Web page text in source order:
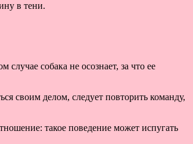
в тени.
случае собака не осознает, за что ее
своим делом, следует повторить команду,
такое поведение может испугать